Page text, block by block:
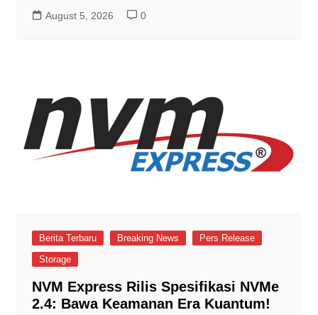
August 5, 2026 0
Berita Terbaru Breaking News
Pers Release
Storage
NVM Express Rilis Spesifikasi NVMe
2.4: Bawa Keamanan Era Kuantum!